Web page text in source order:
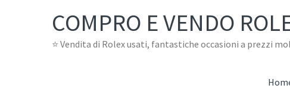
COMPRO E VENDO
⭐ Vendita di Rolex usati, fantastiche occasioni a prezzi